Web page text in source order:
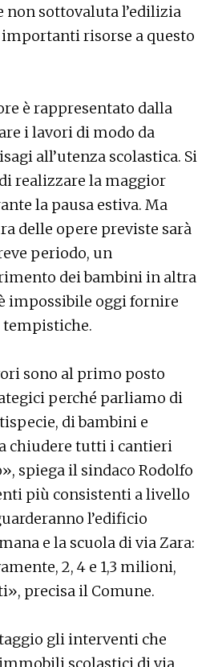
non sottovaluta l’edilizia
importanti risorse a questo
è rappresentato dalla
i lavori di modo da
all’utenza scolastica. Si
realizzare la maggior
la pausa estiva. Ma
delle opere previste sarà
periodo, un
dei bambini in altra
impossibile oggi fornire
sono al primo posto
perché parliamo di
di bambini e
chiudere tutti i cantieri
spiega il sindaco Rodolfo
più consistenti a livello
l’edificio
e la scuola di via Zara:
2, 4 e 1,3 milioni,
precisa il Comune.
gli interventi che